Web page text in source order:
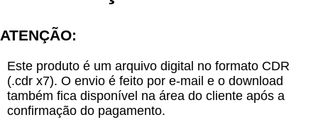
ATENÇÃO:
Este produto é um arquivo digital no formato CDR
(.cdr x7). O envio é feito por e-mail e o download
também fica disponível na área do cliente após a
confirmação do pagamento.